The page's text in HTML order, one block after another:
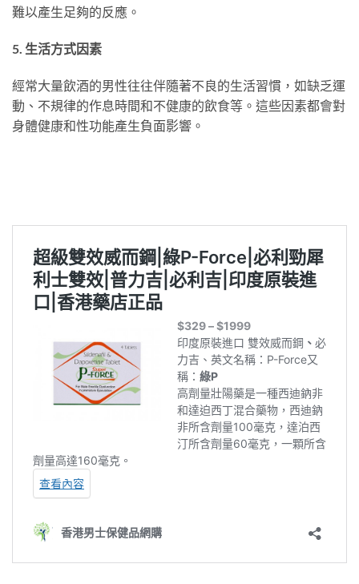
難以產生足夠的反應。
5. 生活方式因素
經常大量飲酒的男性往往伴隨著不良的生活習慣，如缺乏運
動、不規律的作息時間和不健康的飲食等。這些因素都會對
身體健康和性功能產生負面影響。